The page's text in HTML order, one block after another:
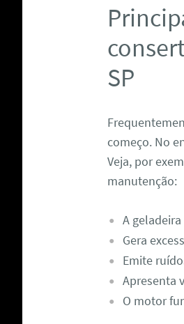
SP
começo. No
Veja, por
manutenção:
A
Gera
Emite
Apresenta
O motor